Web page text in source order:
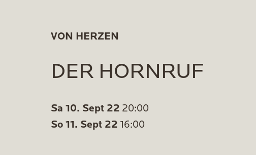
VON HERZEN
DER HORNRUF
Sa 10. Sept 22 20:00
So 11. Sept 22 16:00